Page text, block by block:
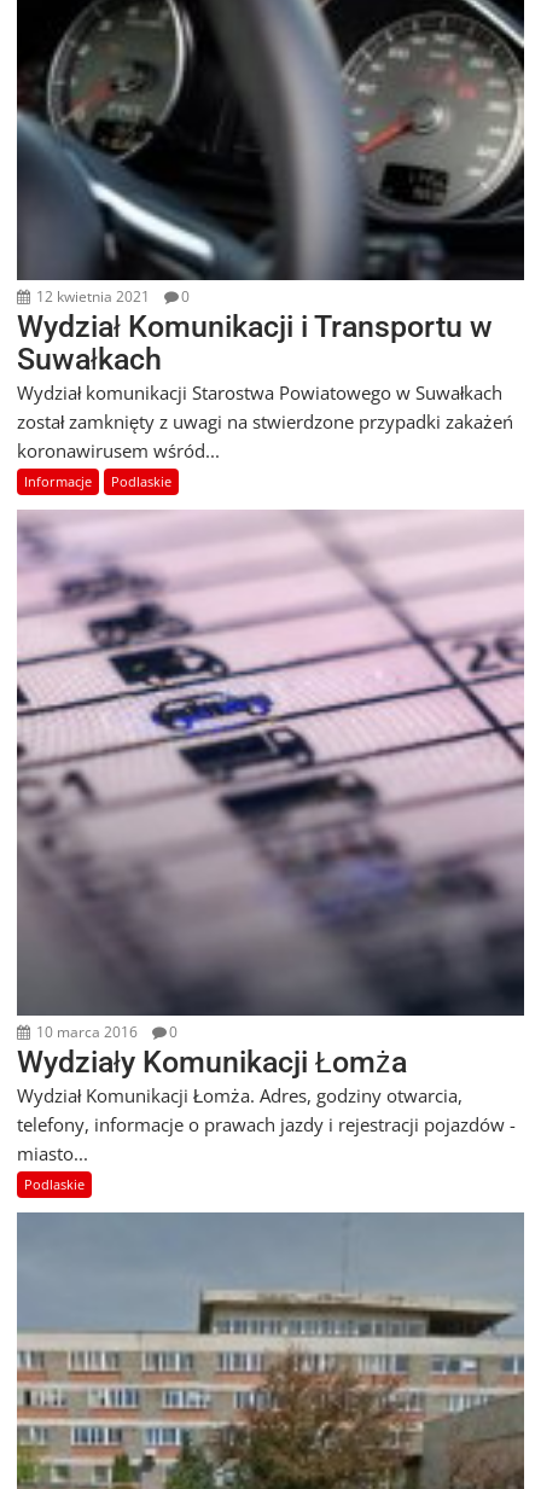
12 kwietnia 2021 0
Wydział Komunikacji i Transportu w
Suwałkach
Wydział komunikacji Starostwa Powiatowego w Suwałkach
został zamknięty z uwagi na stwierdzone przypadki zakażeń
koronawirusem wśród...
Informacje Podlaskie
10 marca 2016 0
Wydziały Komunikacji Łomża
Wydział Komunikacji Łomża. Adres, godziny otwarcia,
telefony, informacje o prawach jazdy i rejestracji pojazdów -
miasto...
Podlaskie